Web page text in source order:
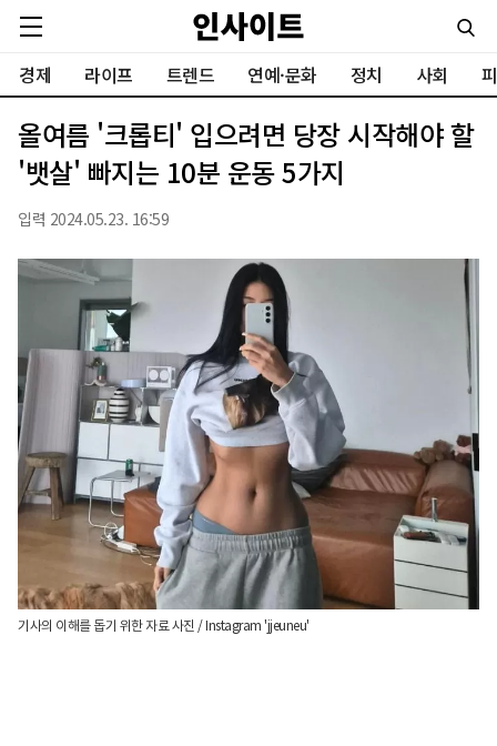
경제 라이프 트렌드 연예·문화 정치 사회
올여름 '크롭티' 입으려면 당장 시작해야 할
'뱃살' 빠지는 10분 운동 5가지
입력 2024.05.23. 16:59
기사의 이해를 돕기 위한 자료 사진 / Instagram 'jjeuneu'